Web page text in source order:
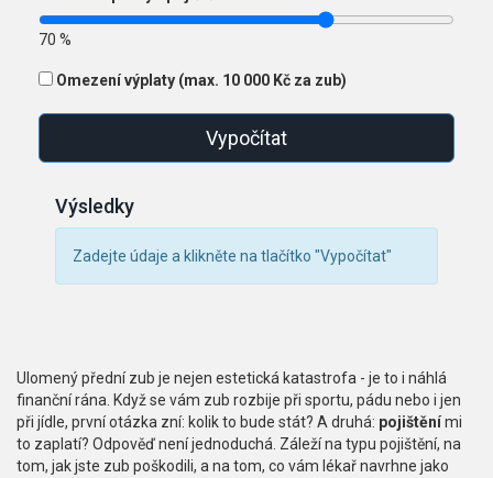
70 %
Omezení výplaty (max. 10 000 Kč za zub)
Vypočítat
Výsledky
Zadejte údaje a klikněte na tlačítko "Vypočítat"
Ulomený přední zub je nejen estetická katastrofa - je to i náhlá
finanční rána. Když se vám zub rozbije při sportu, pádu nebo i jen
při jídle, první otázka zní: kolik to bude stát? A druhá: pojištěními
to zaplatí? Odpověď není jednoduchá. Záleží na typu pojištění, na
tom, jak jste zub poškodili, a na tom, co vám lékař navrhne jako